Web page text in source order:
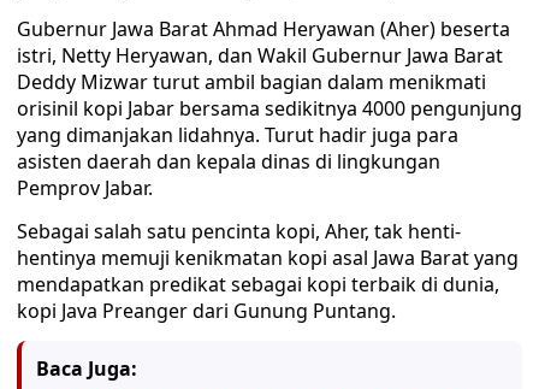
Gubernur Jawa Barat Ahmad Heryawan (Aher) beserta
istri, Netty Heryawan, dan Wakil Gubernur Jawa Barat
Deddy Mizwar turut ambil bagian dalam menikmati
orisinil kopi Jabar bersama sedikitnya 4000 pengunjung
yang dimanjakan lidahnya. Turut hadir juga para
asisten daerah dan kepala dinas di lingkungan
Pemprov Jabar.
Sebagai salah satu pencinta kopi, Aher, tak henti-
hentinya memuji kenikmatan kopi asal Jawa Barat yang
mendapatkan predikat sebagai kopi terbaik di dunia,
kopi Java Preanger dari Gunung Puntang.
Baca Juga: